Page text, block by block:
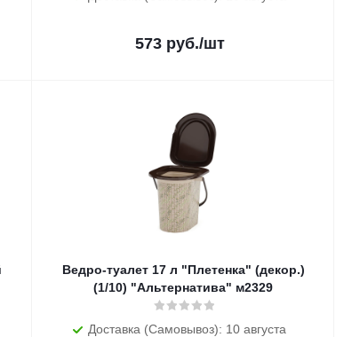
573 руб./шт
Ведро-туалет 17 л "Плетенка" (декор.)
(1/10) "Альтернатива" м2329
Доставка (Самовывоз): 10 августа